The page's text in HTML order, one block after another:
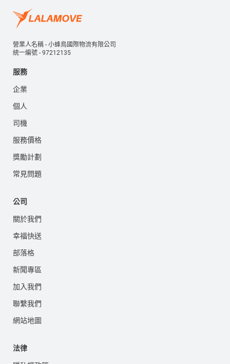
營業人名稱 - 小蜂鳥國際物流有限公司
統一編號 - 97212135
服務
企業
個人
司機
服務價格
獎勵計劃
常見問題
公司
關於我們
幸福快送
部落格
新聞專區
加入我們
聯繫我們
網站地圖
法律